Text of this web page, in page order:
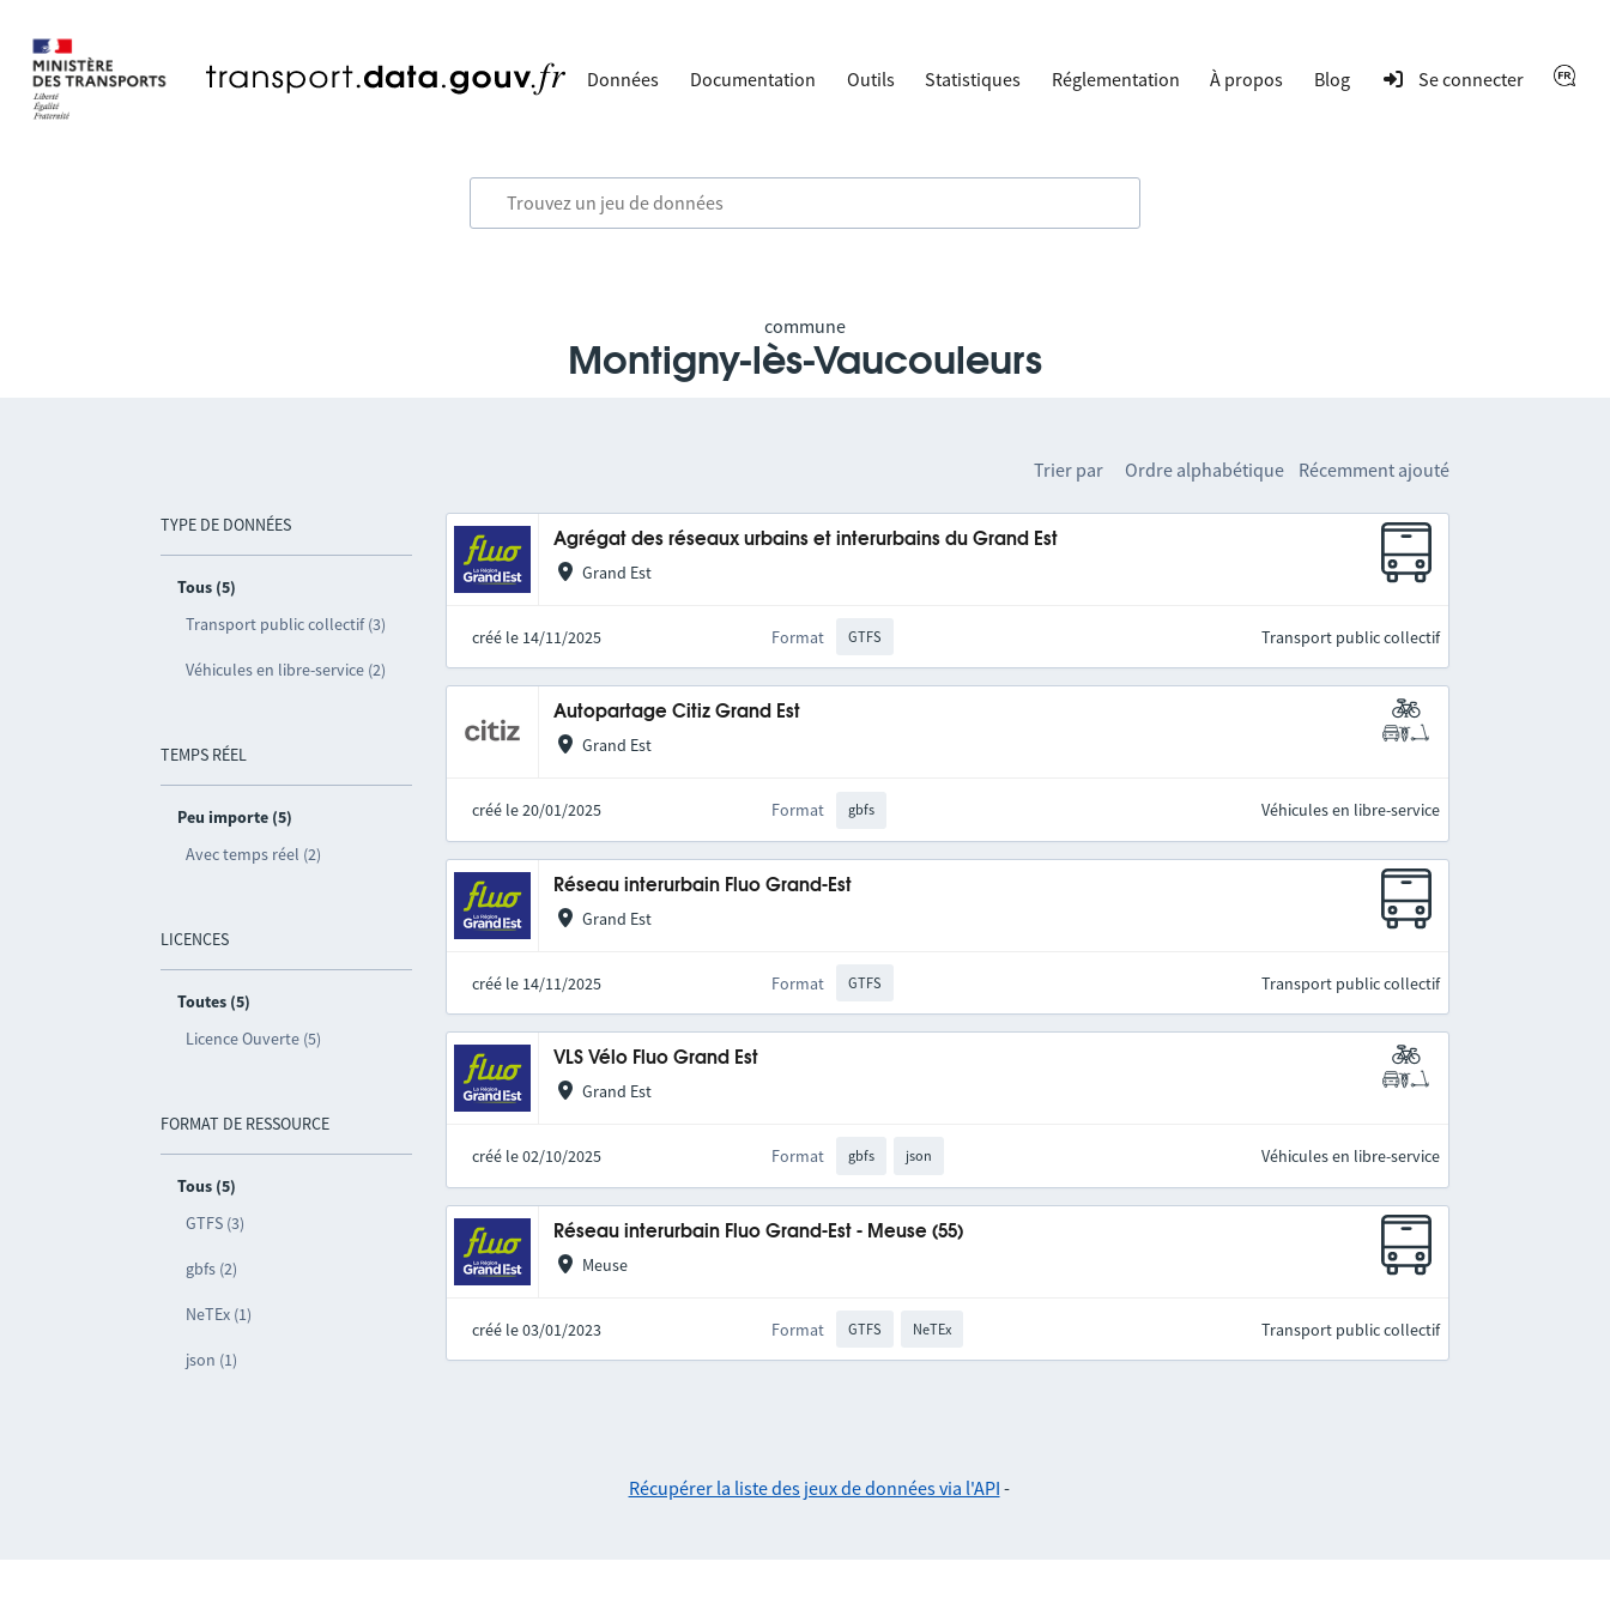
Données Documentation Outils Statistiques Réglementation À propos Blog Se connecter
commune
Montigny-lès-Vaucouleurs
TYPE DE DONNÉES
Tous (5)
Transport public collectif (3)
Véhicules en libre-service (2)
TEMPS RÉEL
Peu importe (5)
Avec temps réel (2)
LICENCES
Toutes (5)
Licence Ouverte (5)
FORMAT DE RESSOURCE
Tous (5)
GTFS (3)
gbfs (2)
NeTEx (1)
json (1)
Trier par Ordre alphabétique Récemment ajouté
Agrégat des réseaux urbains et interurbains du Grand Est
Grand Est
créé le 14/11/2025 Format GTFS Transport public collectif
Autopartage Citiz Grand Est
Grand Est
créé le 20/01/2025 Format gbfs Véhicules en libre-service
Réseau interurbain Fluo Grand-Est
Grand Est
créé le 14/11/2025 Format GTFS Transport public collectif
VLS Vélo Fluo Grand Est
Grand Est
créé le 02/10/2025 Format gbfs json Véhicules en libre-service
Réseau interurbain Fluo Grand-Est - Meuse (55)
Meuse
créé le 03/01/2023 Format GTFS NeTEx Transport public collectif
Récupérer la liste des jeux de données via l'API -